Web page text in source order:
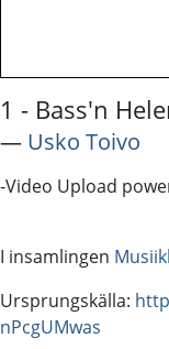
1 - Bass'n
― Usko Toivo
-Video Upload
I insamlingen
Ursprungskälla:
nPcgUMwas